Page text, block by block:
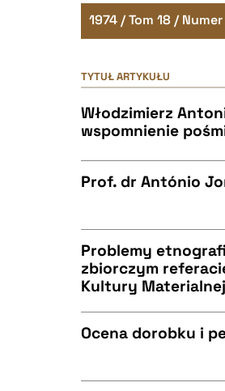
1974 / Tom 18 /
TYTUŁ ARTYKUŁU
Włodzimierz
wspomnienie
BIBTEX
Prof. dr António
CZYSTY TEKST
BIBTEX
Problemy
zbiorczym
Kultury
Ocena dorobku i